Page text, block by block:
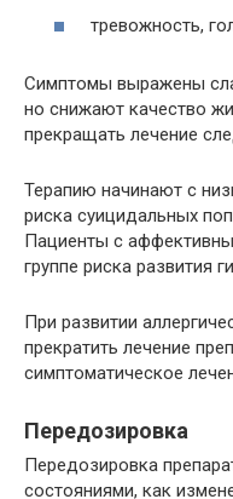
тревожность,
Симптомы выражены
но снижают качество
прекращать лечение
Терапию начинают с
риска суицидальных
Пациенты с
группе риска развития
При развитии
прекратить лечение
симптоматическое
Передозировка
Передозировка
состояниями, как